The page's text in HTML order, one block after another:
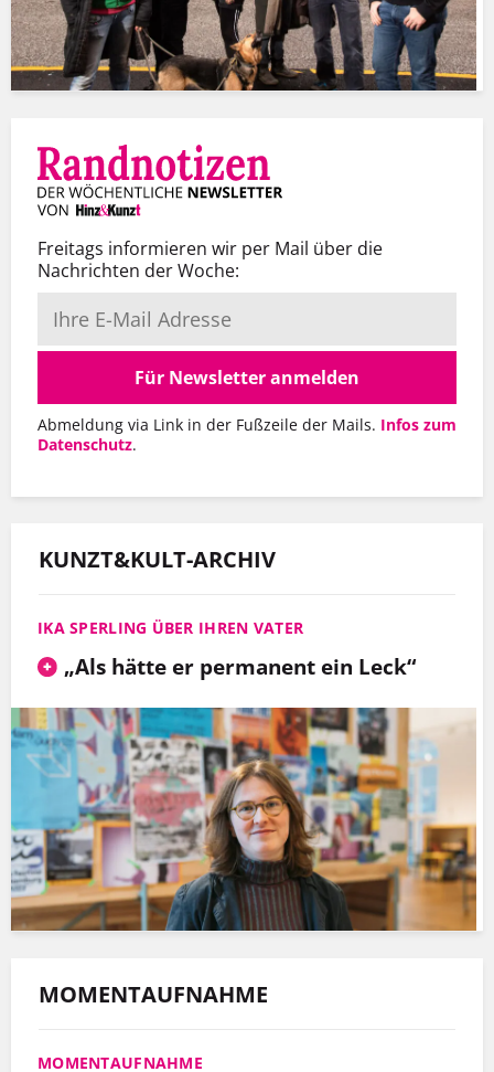
Freitags informieren wir per Mail über die
Nachrichten der Woche:
Für Newsletter anmelden
Abmeldung via Link in der Fußzeile der Mails. Infos zum
Datenschutz.
KUNZT&KULT-ARCHIV
IKA SPERLING ÜBER IHREN VATER
„Als hätte er permanent ein Leck“
MOMENTAUFNAHME
MOMENTAUFNAHME